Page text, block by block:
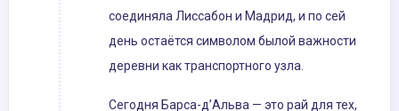
соединяла Лиссабон и Мадрид, и по сей
день остаётся символом былой важности
деревни как транспортного узла.
Сегодня Барса-д’Альва — это рай для тех,